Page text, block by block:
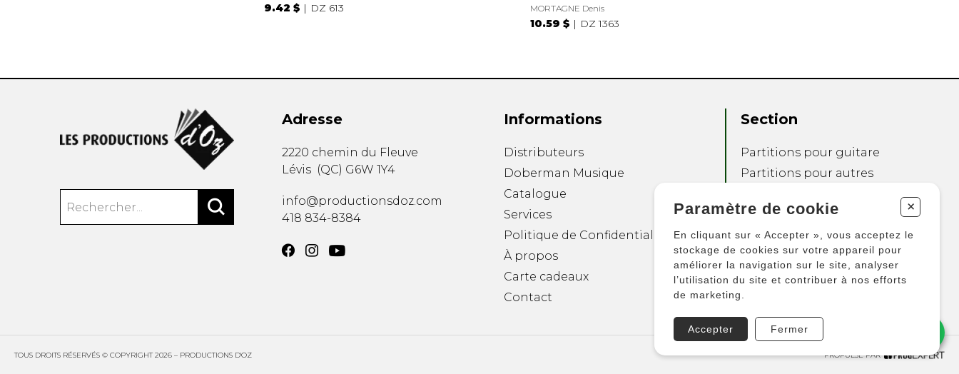
9.42 $ DZ 613 MORTAGNE Denis
10.59 $ DZ 1363
Adresse
2220 chemin du Fleuve
Lévis (QC) G6W 1Y4
info@productionsdoz.com
418 834-8384
Informations
Distributeurs
Doberman Musique
Catalogue
Services
Politique de Confidentialité
À propos
Carte cadeaux
Contact
Section
Partitions pour guitare
Partitions pour autres
Partitions pour
Autres produits
TOUS DROITS RÉSERVÉS © COPYRIGHT 2026 – PRODUCTIONS D'OZ PROPULSÉ PAR
Paramètre de cookie +
En cliquant sur « Accepter », vous acceptez le
stockage de cookies sur votre appareil pour
améliorer la navigation sur le site, analyser
l’utilisation du site et contribuer à nos efforts
de marketing.
Accepter Fermer